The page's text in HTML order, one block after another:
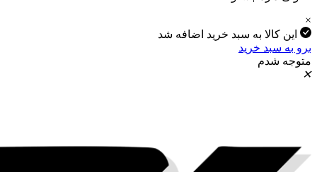
به سبد خرید اضافه شد
خرید